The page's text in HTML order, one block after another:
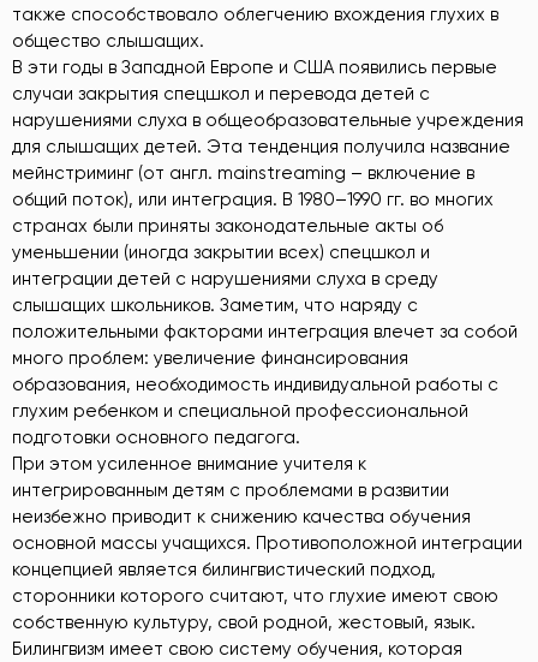
также способствовало облегчению вхождения глухих в
общество слышащих.
В эти годы в Западной Европе и США появились первые
случаи закрытия спецшкол и перевода детей с
нарушениями слуха в общеобразовательные учреждения
для слышащих детей. Эта тенденция получила название
мейнстриминг (от англ. mainstreaming – включение в
общий поток), или интеграция. В 1980–1990 гг. во многих
странах были приняты законодательные акты об
уменьшении (иногда закрытии всех) спецшкол и
интеграции детей с нарушениями слуха в среду
слышащих школьников. Заметим, что наряду с
положительными факторами интеграция влечет за собой
много проблем: увеличение финансирования
образования, необходимость индивидуальной работы с
глухим ребенком и специальной профессиональной
подготовки основного педагога.
При этом усиленное внимание учителя к
интегрированным детям с проблемами в развитии
неизбежно приводит к снижению качества обучения
основной массы учащихся. Противоположной интеграции
концепцией является билингвистический подход,
сторонники которого считают, что глухие имеют свою
собственную культуру, свой родной, жестовый, язык.
Билингвизм имеет свою систему обучения, которая